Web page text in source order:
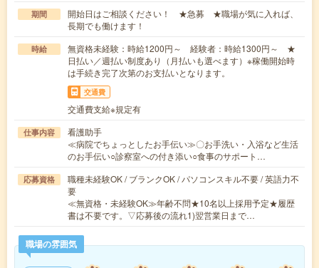
期間
開始日はご相談ください！ ★急募 ★職場が気に入れば、
長期でも働けます！
時給
無資格未経験：時給1200円～ 経験者：時給1300円～ ★
日払い／週払い制度あり（月払いも選べます）※稼働開始時
は手続き完了次第のお支払いとなります。
交通費
交通費支給※規定有
仕事内容
看護助手
≪病院でちょっとしたお手伝い≫〇お手洗い・入浴など生活
のお手伝い○診察室への付き添い○食事のサポート…
応募資格
職種未経験OK / ブランクOK / パソコンスキル不要 / 英語力不
要
≪無資格・未経験OK≫年齢不問★10名以上採用予定★履歴
書は不要です。▽応募後の流れ1)翌営業日まで…
職場の雰囲気